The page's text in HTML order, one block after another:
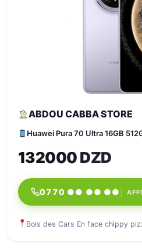
ABDOU CABBA STORE
Huawei Pura 70 Ultra 16GB
132000 DZD
0770 ●● ●● ●●
Bois des Cars En face chippy